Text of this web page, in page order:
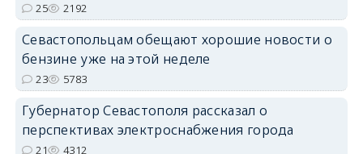
25 2192
Севастопольцам обещают хорошие новости о
бензине уже на этой неделе
23 5783
Губернатор Севастополя рассказал о
перспективах электроснабжения города
21 4312